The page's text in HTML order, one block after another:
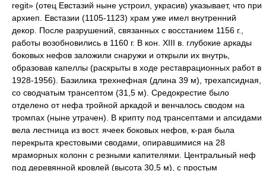
regit» (отец Евстазий ныне устроил, украсив) указывает, что при
архиеп. Евстазии (1105-1123) храм уже имел внутренний
декор. После разрушений, связанных с восстанием 1156 г.,
работы возобновились в 1160 г. В кон. XIII в. глубокие аркады
боковых нефов заложили снаружи и открыли их внутрь,
образовав капеллы (раскрыты в ходе реставрационных работ в
1928-1956). Базилика трехнефная (длина 39 м), трехапсидная,
со сводчатым трансептом (31,5 м). Средокрестие было
отделено от нефа тройной аркадой и венчалось сводом на
тромпах (ныне утрачен). В крипту под трансептами и апсидами
вела лестница из вост. ячеек боковых нефов, к-рая была
перекрыта крестовыми сводами, опиравшимися на 28
мраморных колонн с резными капителями. Центральный неф
под деревянной кровлей (высота 30,5 м), с простым